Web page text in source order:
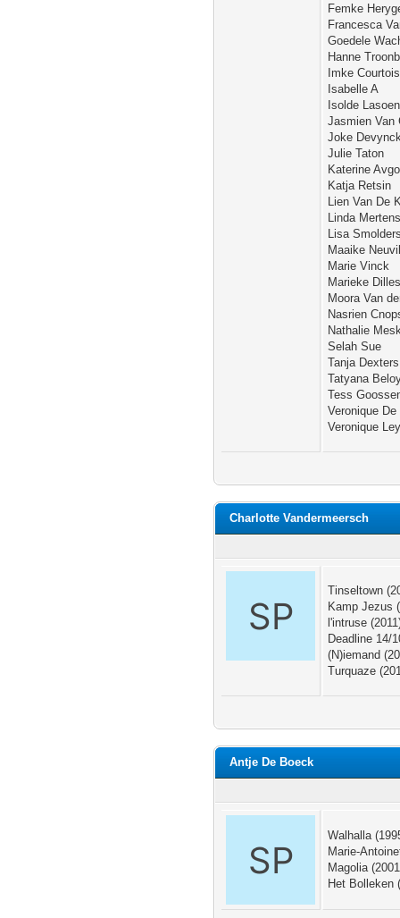
Femke
Francesca
Goedele
Hanne
Imke Courtois
Isabelle A
Isolde Lasoen
Jasmien Van
Joke
Julie Taton
Katerine
Katja Retsin
Lien Van De
Linda Mertens
Lisa
Maaike
Marie Vinck
Marieke Dilles
Moora Van
Nasrien
Nathalie
Selah Sue
Tanja Dexters
Tatyana
Tess
Veronique
Veronique
Charlotte Vandermeersch
Tinseltown
Kamp Jezus
l'intruse
Deadline 14/
(N)iemand
Turquaze
Antje De Boeck
Walhalla
Marie-
Magolia
Het Bolleken